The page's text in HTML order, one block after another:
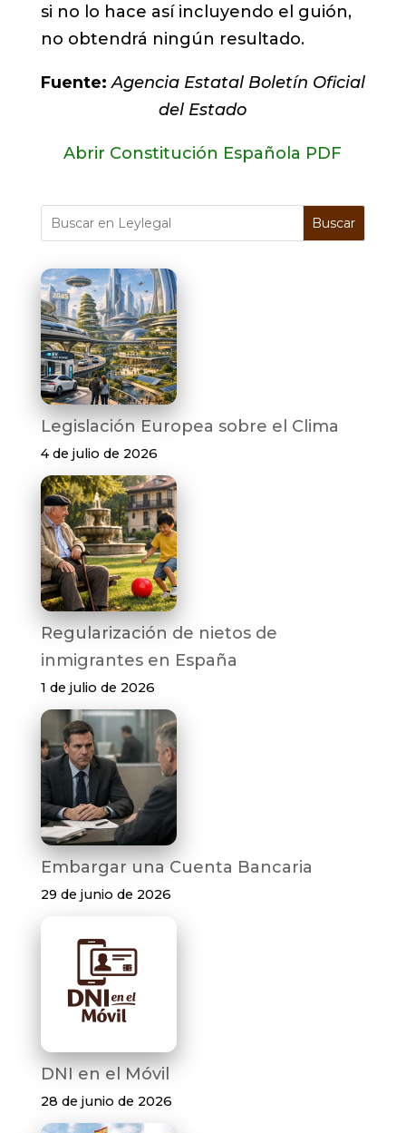
si no lo hace así incluyendo el guión,
no obtendrá ningún resultado.
Fuente:Agencia Estatal Boletín Oficial
del Estado
Abrir Constitución Española PDF
Buscar
Legislación Europea sobre el Clima
4 de julio de 2026
Regularización de nietos de
inmigrantes en España
1 de julio de 2026
Embargar una Cuenta Bancaria
29 de junio de 2026
DNI en el Móvil
28 de junio de 2026